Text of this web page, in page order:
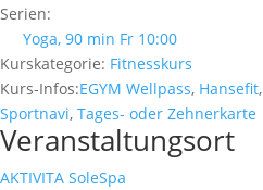
Serien:
Yoga, 90 min Fr 10:00
Kurskategorie: Fitnesskurs
Kurs-Infos:EGYM Wellpass, Hansefit,
Sportnavi, Tages- oder Zehnerkarte
Veranstaltungsort
AKTIVITA SoleSpa